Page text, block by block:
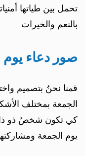
تحمل بين طياتها
بالنعم والخيرات
صور دعاء يوم
قمنا نحنُ بتصميم
الجمعة بمختلف
كي تكون شخصُ ذو
يوم الجمعة